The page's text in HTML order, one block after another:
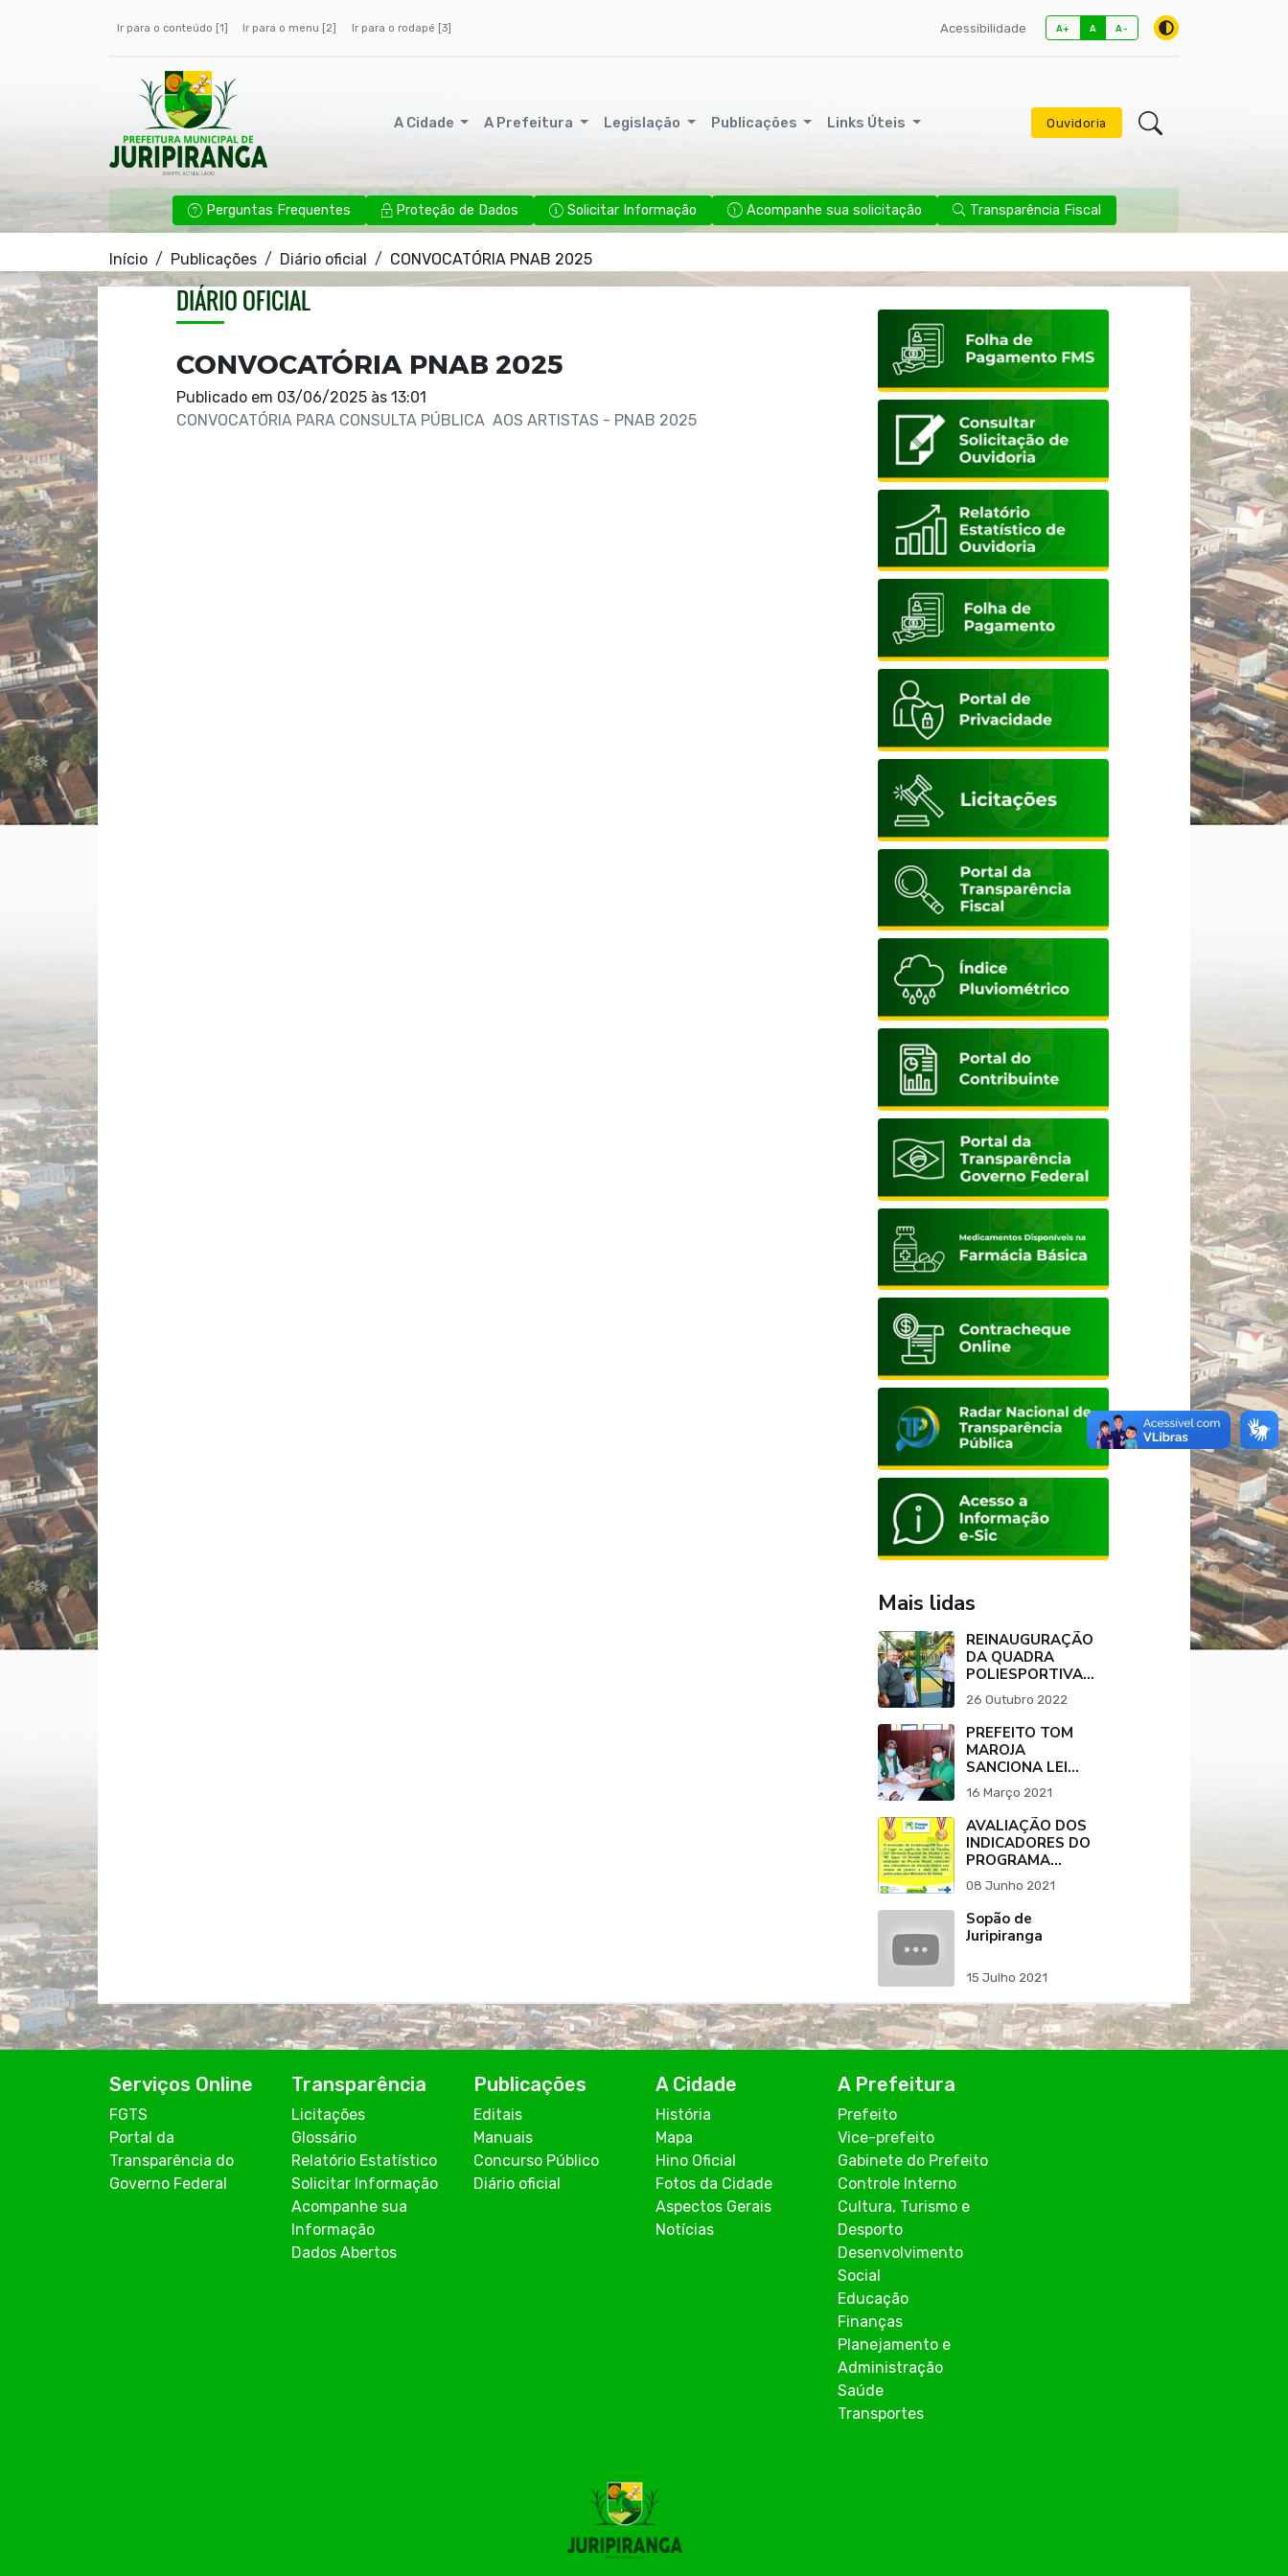
Ir para o conteúdo [1] Ir para o menu [2] Ir para o rodapé [3] Acessibilidade A+ A A-
A Cidade A Prefeitura Legislação Publicações Links Úteis Ouvidoria
Perguntas Frequentes Proteção de Dados Solicitar Informação Acompanhe sua solicitação Transparência Fiscal
Início Publicações Diário oficial CONVOCATÓRIA PNAB 2025
DIÁRIO OFICIAL
CONVOCATÓRIA PNAB 2025
Publicado em 03/06/2025 às 13:01
CONVOCATÓRIA PARA CONSULTA PÚBLICA AOS ARTISTAS - PNAB 2025
Mais lidas
REINAUGURAÇÃO
DA QUADRA
POLIESPORTIVA
DA ESCOLA
SALVINO JOÃO
PEREIRA
26 Outubro 2022
PREFEITO TOM
MAROJA
SANCIONA LEI
QUE RATIFICA
PROTOCOLO DE
INTENÇÕES PARA
COMPRA DE
VACINA CONTRA
O COVID-19.
16 Março 2021
AVALIAÇÃO DOS
INDICADORES DO
PROGRAMA
PREVINE BRASIL
DO MUNICÍPIO DE
JURIPIRANGA-PB
08 Junho 2021
Sopão de
Juripiranga
15 Julho 2021
Serviços Online
FGTS
Portal da
Transparência do
Governo Federal
Transparência
Licitações
Glossário
Relatório Estatístico
Solicitar Informação
Acompanhe sua
Informação
Dados Abertos
Publicações
Editais
Manuais
Concurso Público
Diário oficial
A Cidade
História
Mapa
Hino Oficial
Fotos da Cidade
Aspectos Gerais
Notícias
A Prefeitura
Prefeito
Vice-prefeito
Gabinete do Prefeito
Controle Interno
Cultura, Turismo e
Desporto
Desenvolvimento
Social
Educação
Finanças
Planejamento e
Administração
Saúde
Transportes